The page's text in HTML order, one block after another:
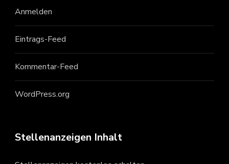
Anmelden
Eintrags-Feed
Kommentar-Feed
WordPress.org
Stellenanzeigen Inhalt